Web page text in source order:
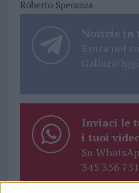
Roberto Speranza
Notizie in
Entra nel
Inviaci le
i tuoi
Su
345 356